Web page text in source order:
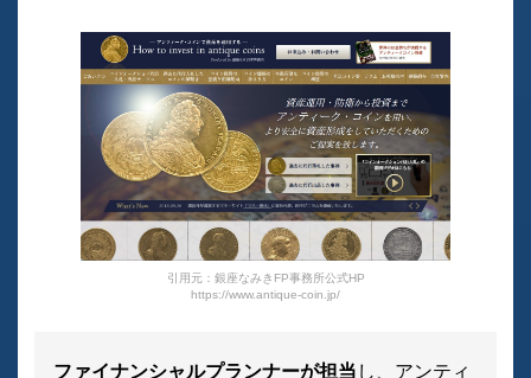
引用元：銀座なみきFP事務所公式HP
https://www.antique-coin.jp/
ファイナンシャルプランナーが担当 し、アンティ